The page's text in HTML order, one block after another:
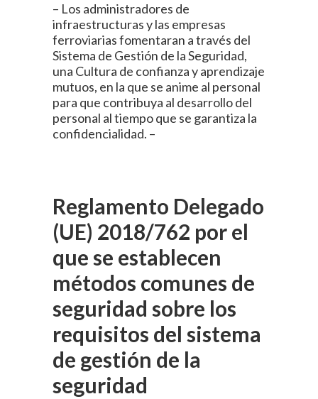
– Los administradores de
infraestructuras y las empresas
ferroviarias fomentaran a través del
Sistema de Gestión de la Seguridad,
una Cultura de confianza y aprendizaje
mutuos, en la que se anime al personal
para que contribuya al desarrollo del
personal al tiempo que se garantiza la
confidencialidad. –
Reglamento Delegado
(UE) 2018/762 por el
que se establecen
métodos comunes de
seguridad sobre los
requisitos del sistema
de gestión de la
seguridad